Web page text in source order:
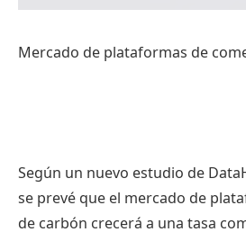
Mercado de plataformas de
Según un nuevo estudio de
se prevé que el mercado de
de carbón crecerá a una tasa